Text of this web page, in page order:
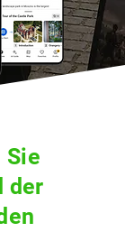
Sie
der